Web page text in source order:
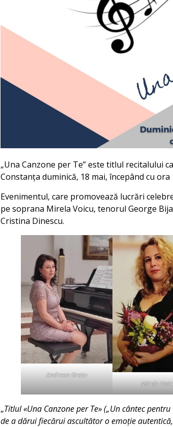
„Una Canzone per Te” este titlul recitalului
Constanța duminică, 18 mai, începând cu ora
Evenimentul, care promovează lucrări
pe soprana Mirela Voicu, tenorul George
Cristina Dinescu.
Andreea Bratu
Mirela
„Titlul «Una Canzone per Te» („Un cântec
de a dărui fiecărui ascultător o emoție